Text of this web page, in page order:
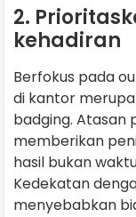
2.
kehadiran
Berfokus pada
di kantor
badging. Atasan
memberikan
hasil bukan
Kedekatan
menyebabkan